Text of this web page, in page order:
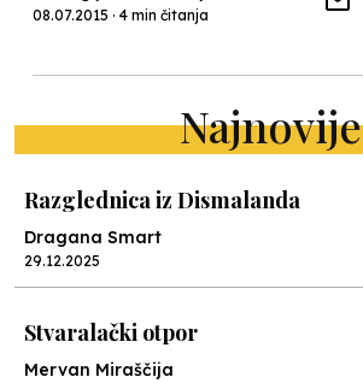
08.07.2015 · 4 min čitanja
Najnovije
Razglednica iz Dismalanda
Dragana Smart
29.12.2025
Stvaralački otpor
Mervan Miraščija